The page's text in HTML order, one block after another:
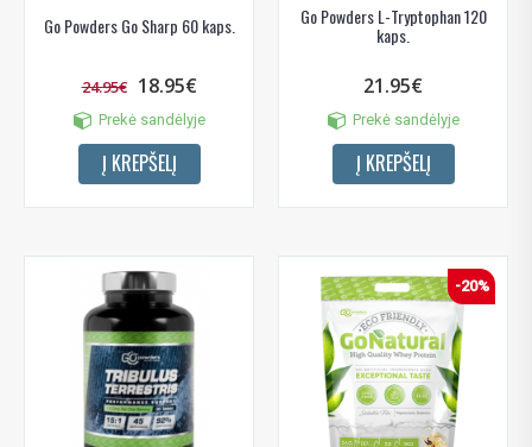
Go Powders Go Sharp 60 kaps.
24.95€ 18.95€
Prekė sandėlyje
Į KREPŠELĮ
Go Powders L-Tryptophan 120
kaps.
21.95€
Prekė sandėlyje
Į KREPŠELĮ
-20%